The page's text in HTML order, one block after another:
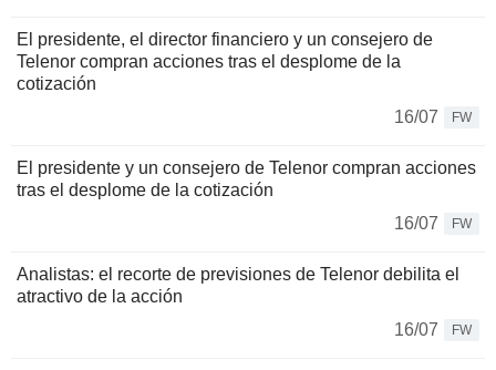
El presidente, el director financiero y un consejero de
Telenor compran acciones tras el desplome de la
cotización
16/07
FW
El presidente y un consejero de Telenor compran acciones
tras el desplome de la cotización
16/07
FW
Analistas: el recorte de previsiones de Telenor debilita el
atractivo de la acción
16/07
FW